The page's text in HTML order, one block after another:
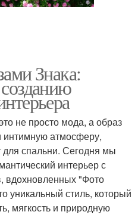
Знака:
не просто мода, а образ
интимную атмосферу,
для спальни. Сегодня мы
интерьер с
вдохновленных "Фото
уникальный стиль, который
мягкость и природную